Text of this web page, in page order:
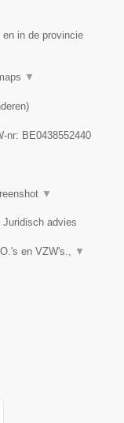
in de provincie
▼
)
nr: BE0438552440
▼
advies
en VZW's., ▼